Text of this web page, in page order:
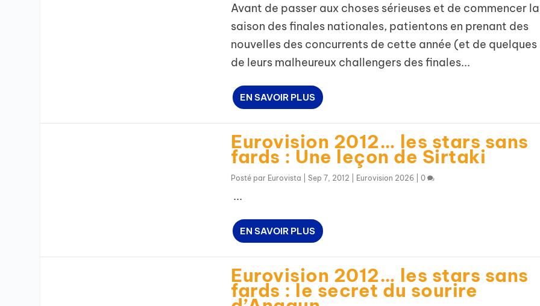
Avant de passer aux choses sérieuses et de commencer la
saison des finales nationales, patientons en prenant des
nouvelles des concurrents de cette année (et de quelques
de leurs malheureux challengers des finales...
EN SAVOIR PLUS
Eurovision 2012… les stars sans
fards : Une leçon de Sirtaki
Posté par Eurovista |Sep 7, 2012 Eurovision 2026 |0
...
EN SAVOIR PLUS
Eurovision 2012… les stars sans
fards : le secret du sourire